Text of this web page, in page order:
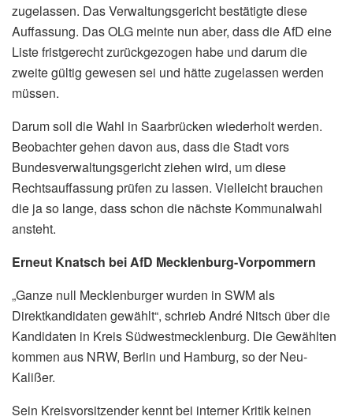
zugelassen. Das Verwaltungsgericht bestätigte diese
Auffassung. Das OLG meinte nun aber, dass die AfD eine
Liste fristgerecht zurückgezogen habe und darum die
zweite gültig gewesen sei und hätte zugelassen werden
müssen.
Darum soll die Wahl in Saarbrücken wiederholt werden.
Beobachter gehen davon aus, dass die Stadt vors
Bundesverwaltungsgericht ziehen wird, um diese
Rechtsauffassung prüfen zu lassen. Vielleicht brauchen
die ja so lange, dass schon die nächste Kommunalwahl
ansteht.
Erneut Knatsch bei AfD Mecklenburg-Vorpommern
„Ganze null Mecklenburger wurden in SWM als
Direktkandidaten gewählt“, schrieb André Nitsch über die
Kandidaten in Kreis Südwestmecklenburg. Die Gewählten
kommen aus NRW, Berlin und Hamburg, so der Neu-
Kalißer.
Sein Kreisvorsitzender kennt bei interner Kritik keinen